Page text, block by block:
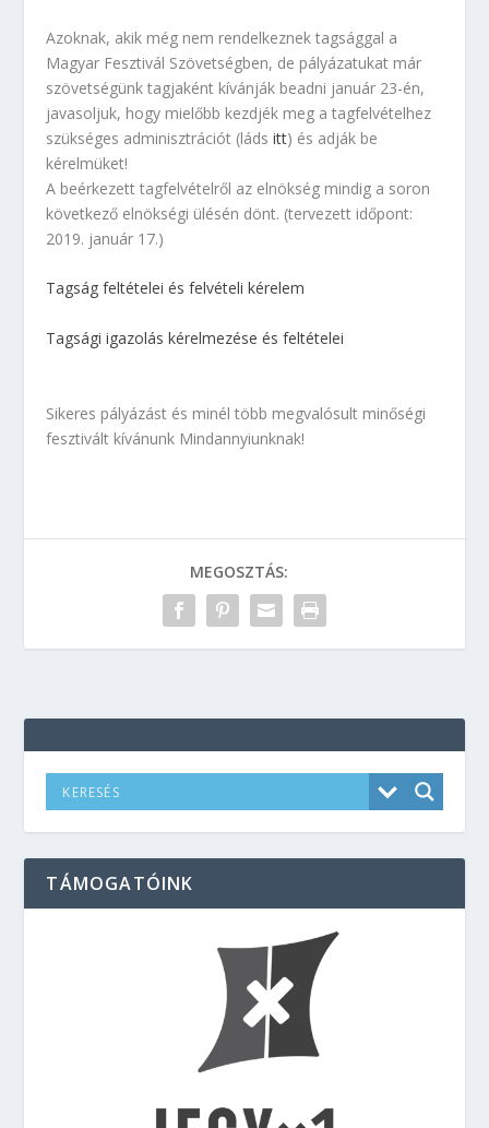
Azoknak, akik még nem rendelkeznek tagsággal a
Magyar Fesztivál Szövetségben, de pályázatukat már
szövetségünk tagjaként kívánják beadni január 23-én,
javasoljuk, hogy mielőbb kezdjék meg a tagfelvételhez
szükséges adminisztrációt (ládsitt) és adják be
kérelmüket!
A beérkezett tagfelvételről az elnökség mindig a soron
következő elnökségi ülésén dönt. (tervezett időpont:
2019. január 17.)
Tagság feltételei és felvételi kérelem
Tagsági igazolás kérelmezése és feltételei
Sikeres pályázást és minél több megvalósult minőségi
fesztivált kívánunk Mindannyiunknak!
MEGOSZTÁS:
TÁMOGATÓINK